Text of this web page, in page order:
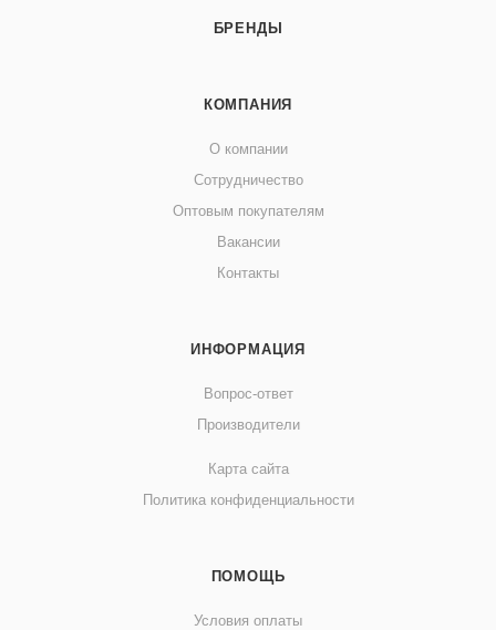
БРЕНДЫ
КОМПАНИЯ
О компании
Сотрудничество
Оптовым покупателям
Вакансии
Контакты
ИНФОРМАЦИЯ
Вопрос-ответ
Производители
Карта сайта
Политика конфиденциальности
ПОМОЩЬ
Условия оплаты